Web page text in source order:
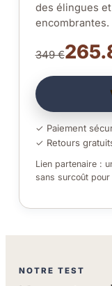
des élingues
encombrantes.
349 €
✓ Paiement
✓ Retours
Lien partenaire :
sans surcoût pour
NOTRE TEST